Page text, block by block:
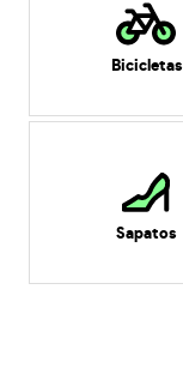
Bicicletas
Sapatos